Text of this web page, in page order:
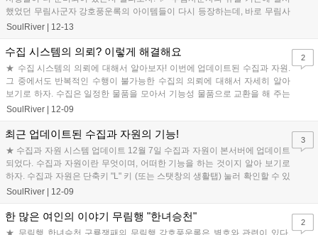
했었던 무림사군자 강호풍운록의 아이템들이 다시 등장하는데, 바로 무림사
군자의 유물 의뢰에서 그것들을 ...
SoulRiver 12-13
수집 시스템의 의뢰? 이렇게 해결해요
★ 수집 시스템의 의뢰에 대해서 알아보자! 이번에 업데이트된 수집과 자원.
그 중에서도 반복적인 수행이 불가능한 수집의 의뢰에 대해서 자세히 알아
보기로 하자. 수집은 일정한 물품을 모아서 기능성 물품으로 교환을 해 주는
시스템이다. 단, 주의할 점은...
SoulRiver 12-09
2
최근 업데이트된 수집과 자원의 기능!
★ 수집과 자원 시스템 업데이트 12월 7일 수집과 자원이 본서버에 업데이트
되었다. 수집과 자원이란 무엇이며, 어떠한 기능을 하는 것이지 알아 보기로
하자. 수집과 자원은 단축키 "L" 키 (또는 스탯창의 생활탭) 눌러 확인할 수 있
으며, 오직 합비...
SoulRiver 12-09
3
한 많은 여인의 이야기 무림행 "한녀승천"
★ 무림행 한녀승천 구룡쟁패의 무림행 강호풍운록은 별호와 관련이 있다.
2